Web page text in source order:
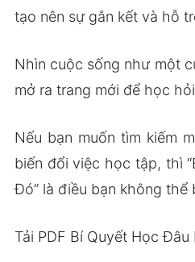
tạo nên sự gắn kết và hỗ
Nhìn cuộc sống như một
mở ra trang mới để học
Nếu bạn muốn tìm kiếm
biến đổi việc học tập, thì
Đó” là điều bạn không thể
Tải PDF Bí Quyết Học